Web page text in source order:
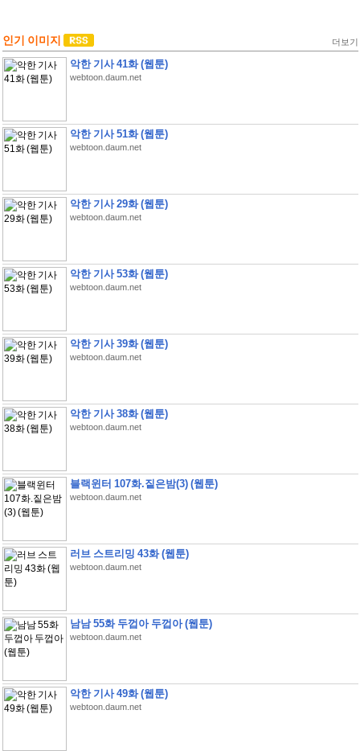
인기 이미지 더보기
악한 기사 41화 (웹툰)
webtoon.daum.net
악한 기사 51화 (웹툰)
webtoon.daum.net
악한 기사 29화 (웹툰)
webtoon.daum.net
악한 기사 53화 (웹툰)
webtoon.daum.net
악한 기사 39화 (웹툰)
webtoon.daum.net
악한 기사 38화 (웹툰)
webtoon.daum.net
블랙윈터 107화.짙은밤(3) (웹툰)
webtoon.daum.net
러브 스트리밍 43화 (웹툰)
webtoon.daum.net
남남 55화 두껍아 두껍아 (웹툰)
webtoon.daum.net
악한 기사 49화 (웹툰)
webtoon.daum.net